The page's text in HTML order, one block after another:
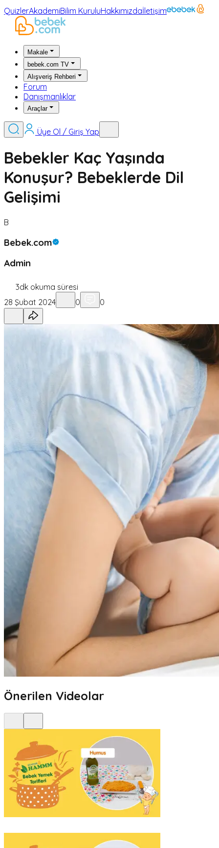
QuizlerAkademiBilim KuruluHakkımızdaİletişim
Makale
bebek.com TV
Alışveriş Rehberi
Forum
Danışmanlıklar
Araçlar
Üye Ol / Giriş Yap
Bebekler Kaç Yaşında
Konuşur? Bebeklerde Dil
Gelişimi
B
Bebek.com
Admin
3dk okuma süresi
28 Şubat 2024
0 0
Önerilen Videolar